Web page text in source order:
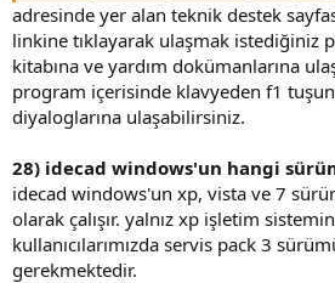
adresinde yer alan teknik destek
linkine tıklayarak ulaşmak istediğiniz
kitabına ve yardım dokümanlarına
program içerisinde klavyeden f1
diyaloglarına ulaşabilirsiniz.
28) idecad windows'un hangi
idecad windows'un xp, vista ve 7
olarak çalışır. yalnız xp işletim
kullanıcılarımızda servis pack 3
gerekmektedir.